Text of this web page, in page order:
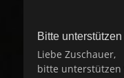
Bitte
Liebe Zuschauer,
bitte unterstützen